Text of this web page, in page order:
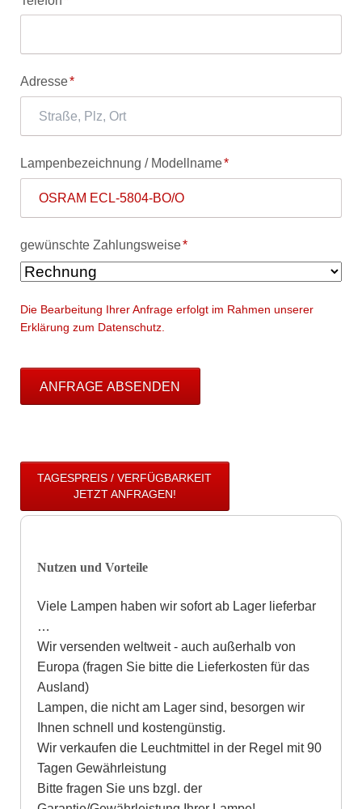
Pflichtfeld
Adresse*
Pflichtfeld
Lampenbezeichnung / Modellname*
Pflichtfeld
gewünschte Zahlungsweise*
Die Bearbeitung Ihrer Anfrage erfolgt im Rahmen unserer
Erklärung zum Datenschutz.
ANFRAGE ABSENDEN
TAGESPREIS / VERFÜGBARKEIT
JETZT ANFRAGEN!
Nutzen und Vorteile
Viele Lampen haben wir sofort ab Lager lieferbar
…
Wir versenden weltweit - auch außerhalb von
Europa (fragen Sie bitte die Lieferkosten für das
Ausland)
Lampen, die nicht am Lager sind, besorgen wir
Ihnen schnell und kostengünstig.
Wir verkaufen die Leuchtmittel in der Regel mit 90
Tagen Gewährleistung
Bitte fragen Sie uns bzgl. der